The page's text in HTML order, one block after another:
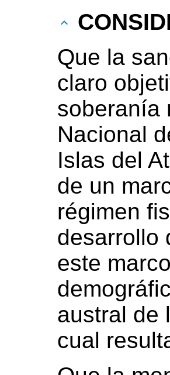
Que la
claro
soberanía
Nacional
Islas del
de un
régimen
desarrollo
este
austral de
cual